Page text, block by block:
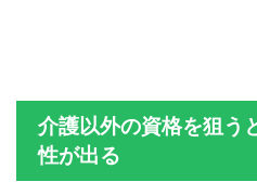
介護以外の資格を狙う
性が出る